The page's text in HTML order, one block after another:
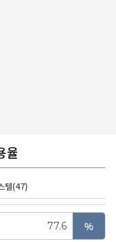
율
텔(47)
%